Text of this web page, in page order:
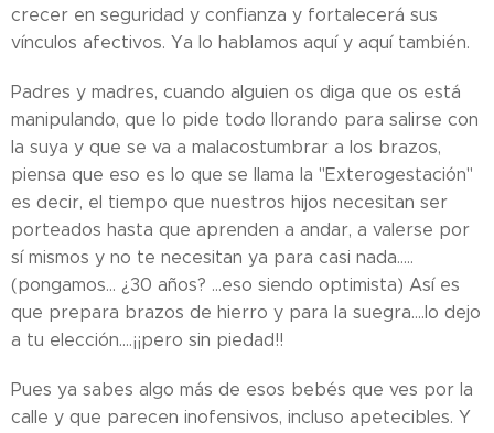
crecer en seguridad y confianza y fortalecerá sus
vínculos afectivos. Ya lo hablamos aquí y aquí también.
Padres y madres, cuando alguien os diga que os está
manipulando, que lo pide todo llorando para salirse con
la suya y que se va a malacostumbrar a los brazos,
piensa que eso es lo que se llama la "Exterogestación"
es decir, el tiempo que nuestros hijos necesitan ser
porteados hasta que aprenden a andar, a valerse por
sí mismos y no te necesitan ya para casi nada.....
(pongamos... ¿30 años? ...eso siendo optimista) Así es
que prepara brazos de hierro y para la suegra....lo dejo
a tu elección....¡¡pero sin piedad!!
Pues ya sabes algo más de esos bebés que ves por la
calle y que parecen inofensivos, incluso apetecibles. Y